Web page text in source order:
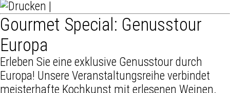
Gourmet Special: Genusstour
Europa
Erleben Sie eine exklusive Genusstour durch
Europa! Unsere Veranstaltungsreihe verbindet
meisterhafte Kochkunst mit erlesenen Weinen.